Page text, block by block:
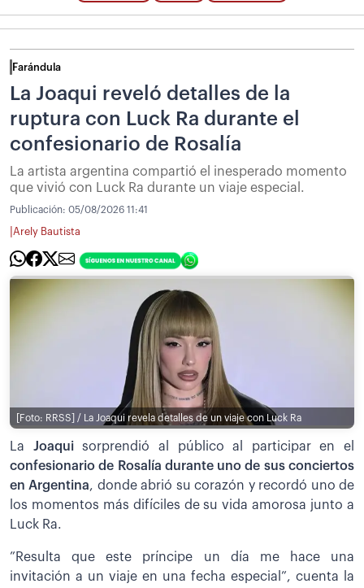
Farándula
La Joaqui reveló detalles de la
ruptura con Luck Ra durante el
confesionario de Rosalía
La artista argentina compartió el inesperado momento
que vivió con Luck Ra durante un viaje especial.
Publicación: 05/08/2026 11:41
Arely Bautista
[Foto: RRSS] / La Joaqui revela detalles de un viaje con Luck Ra
La Joaquisorprendió al público al participar en el
confesionario de Rosalía durante uno de sus conciertos
en Argentina, donde abrió su corazón y recordó uno de
los momentos más difíciles de su vida amorosa junto a
Luck Ra.
”Resulta que este príncipe un día me hace una
invitación a un viaje en una fecha especial”, cuenta la